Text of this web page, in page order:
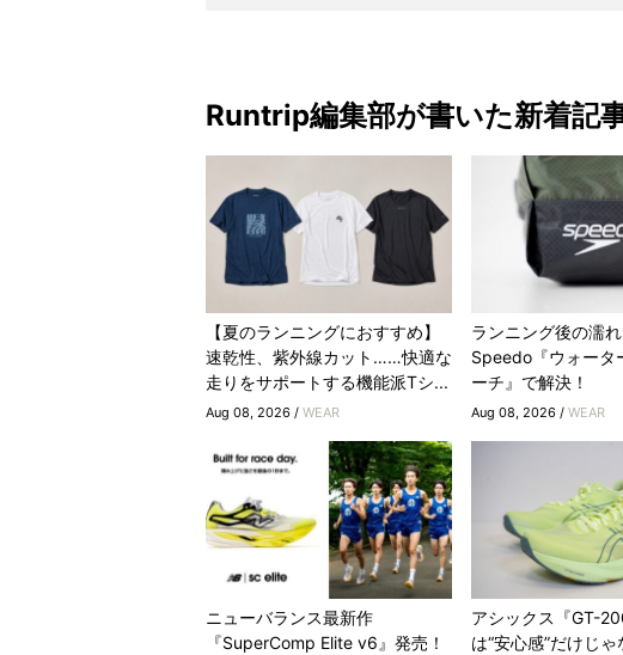
Runtrip編集部が書いた新着記
【夏のランニングにおすすめ】
速乾性、紫外線カット……快適な
走りをサポートする機能派Tシ...
Aug 08, 2026 / WEAR
ランニング後の濡れ
Speedo『ウォータ
ーチ』で解決！
Aug 08, 2026 / WEAR
ニューバランス最新作
『SuperComp Elite v6』発売！
アシックス『GT-
は“安心感”だけじ